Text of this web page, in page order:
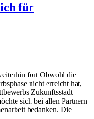
für
fort Obwohl die
nicht erreicht hat,
Zukunftsstadt
sich bei allen Partnern
bedanken. Die